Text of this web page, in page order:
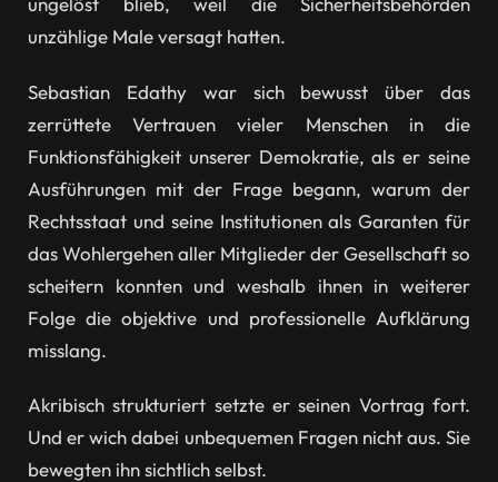
unzählige Male versagt hatten.
Sebastian Edathy war sich bewusst über das
zerrüttete Vertrauen vieler Menschen in die
Funktionsfähigkeit unserer Demokratie, als er seine
Ausführungen mit der Frage begann, warum der
Rechtsstaat und seine Institutionen als Garanten für
das Wohlergehen aller Mitglieder der Gesellschaft so
scheitern konnten und weshalb ihnen in weiterer
Folge die objektive und professionelle Aufklärung
misslang.
Akribisch strukturiert setzte er seinen Vortrag fort.
Und er wich dabei unbequemen Fragen nicht aus. Sie
bewegten ihn sichtlich selbst.